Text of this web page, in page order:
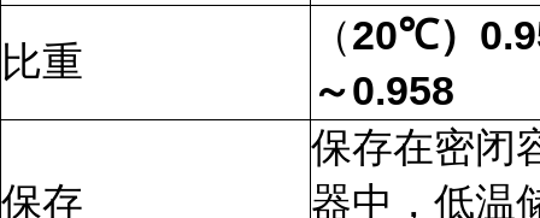
比重
（20℃）
～0.958
保存
保存在密闭
器中，低温